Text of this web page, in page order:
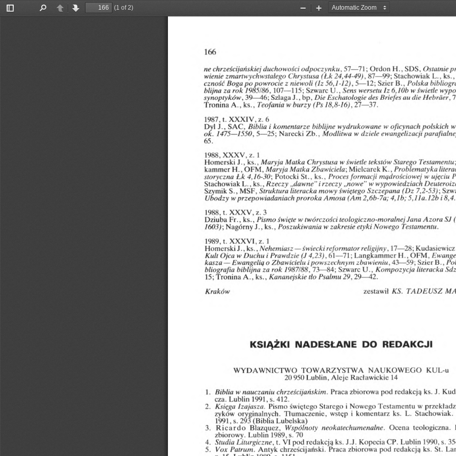
Toggle
PreviousNext
(1 of 2)
Zoom
Zoom
166
ne chrześcijańskiej duchowości odpoczynku, 57—71; Ordon H., SDS, Ostatnie
wienie zmartwychwstałego Chrystusa (Łk 24,44-49), 87—99; Stachowiak L., ks.,
czność Boga po powrocie z niewoli (Iz 56,1-12), 5—12; Szier B., Polska
blijna za rok 1985/86, 107—115; Szwarc U., Sens wersetu Iz6,10b wświetle
synoptyków, 39—46; SzlagaJ., bp, DieEschatologie des BriefesaudieHebräer,
Tronina A., ks., Teofania wburzy (Ps 18,8-16), 27—37.
1987, t. XXXIV, z. 6
Dyl J., SAC, Biblia i komentarze biblijne wydrukowane w oficynach polskich w
ok. 1475—1550, 5—25; Narecki Zb., Modlitwa w dziele ewangelizacji
65.
1988, XXXV, z. 1
Homerski J., ks., Maryja Matka Chrystusa wświetle tekstów Starego Testamentu;
kammer H., OFM, Maryja Matka Zbawiciela; Mielcarek K., Problematyka
storyczna Łk 4,16-30; Potocki St., ks., Proces formacji mądrościowej w ujęciu
Stachowiak L.,ks., Rzeczy „dawne” i rzeczy „nowe” w wypowiedziach
Szymik S., MSF, Struktura literacka mowy świętego Szczepana (Dz 7,2-53);
Ubodzy wprzepowiadaniach prorokaAmosa (Am 2,6b-7a; 4,Ib; 5,lla.l2b i
1988, t. XXXV, z. 3
Dziuba Fr., ks., Pismoświęte w twórczości teologiczno-moralnejJanaAzora SJ
1603); Nagórny J., ks., Poszukiwania w zakresieetyki Nowego Testamentu.
1989, t. XXXVI, z. 1
Homerski J., ks., Nehemiasz—świeckireformatorreligijny, 17—28; Kudasiewicz
Kult Ojca w Duchu i Prawdzie (J 4,23), 61—71; Langkammer H., OFM,
kasza —Ewangelią oZbawicielu i powszechnym zbawieniu, 43—59; SzierB.,
bliografia biblijna za rok 1987/88, 73—84; Szwarc U., Kompozycja literacka Sdz
15; Tronina A., ks., Kananejskie tło Psalmu 29, 29—42.
Kraków
zestawił KS. TADEUSZ M
KSIĄŻKI NADESŁANE DO REDAKCJI
WYDAWNICTWO TOWARZYSTWA NAUKOWEGO
KUL-u
20 950 Lublin, Aleje Racławickie 14
1. Biblia w nauczaniu chrześcijańskim. Praca zbiorowa pod redakcją ks. J.
cza. Lublin 1991, s. 412.
2. Księga Izajasza. Pismo świętego Starego i Nowego Testamentu w
zyków oryginalnych. Tłumaczenie, wstęp i komentarz ks. L. Stachowiak.
1991, s. 293 (Biblia Lubelska)
3.
Ricardo Blazquez, Wspólnoty neokatechumenalne. Ocena teologiczna.
zbiorowy. Lublin 1989, s. 70
4. Studia Liturgiczne, t. VI pod redakcją ks. J.J. Kopecia CP. Lublin 1990, s.
5. Vox Patrum. Antyk chrześcijański. Praca zbiorowa pod redakcją ks. St.